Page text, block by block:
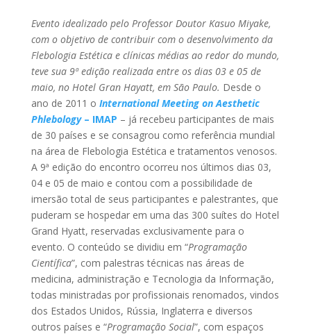
Evento idealizado pelo Professor Doutor Kasuo Miyake,
com o objetivo de contribuir com o desenvolvimento da
Flebologia Estética e clínicas médias ao redor do mundo,
teve sua 9ª edição realizada entre os dias 03 e 05 de
maio, no Hotel Gran Hayatt, em São Paulo. Desde o
ano de 2011 o International Meeting on Aesthetic
Phlebology– IMAP – já recebeu participantes de mais
de 30 países e se consagrou como referência mundial
na área de Flebologia Estética e tratamentos venosos.
A 9ª edição do encontro ocorreu nos últimos dias 03,
04 e 05 de maio e contou com a possibilidade de
imersão total de seus participantes e palestrantes, que
puderam se hospedar em uma das 300 suítes do Hotel
Grand Hyatt, reservadas exclusivamente para o
evento. O conteúdo se dividiu em “Programação
Científica”, com palestras técnicas nas áreas de
medicina, administração e Tecnologia da Informação,
todas ministradas por profissionais renomados, vindos
dos Estados Unidos, Rússia, Inglaterra e diversos
outros países e “Programação Social”, com espaços